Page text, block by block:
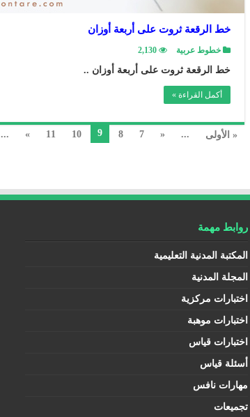
خط الرقعة ثروت على أربعة أوزان
خطوط عربية 2,130
خط الرقعة ثروت على أربعة أوزان ..
أكمل القراءة »
« الأولى ...
«
7
8
9
10
11
»
...
روابط مهمة
المكتبة المدنية التعليمية
المجلة المدنية
اختبارات مركزية
اختبارات موهبة
اختبارات قياس
أسئلة قياس
مهارات نافس
تجميعات